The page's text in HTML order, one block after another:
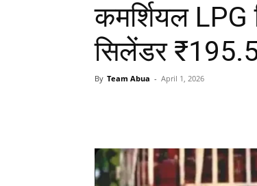
कमर्शियल LPG
सिलेंडर
By Team Abua - April 1, 2026